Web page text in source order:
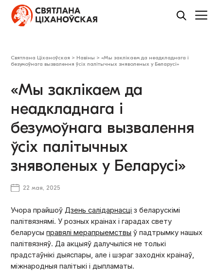
Святлана Ціханоўская > Навіны >«Мы заклікаем да неадкладнага і
безумоўнага вызвалення ўсіх палітычных зняволеных у Беларусі»
«Мы заклікаем да
неадкладнага і
безумоўнага вызвалення
ўсіх палітычных
зняволеных у Беларусі»
22 мая, 2025
Учора прайшоўДзень салідарнасці з беларускімі
палітвязнямі. У розных краінах і гарадах свету
беларусыправялі мерапрыемствы ў падтрымку нашых
палітвязняў. Да акцыяў далучыліся не толькі
прадстаўнікі дыяспары, але і шэраг заходніх краінаў,
міжнародныя палітыкі і дыпламаты.